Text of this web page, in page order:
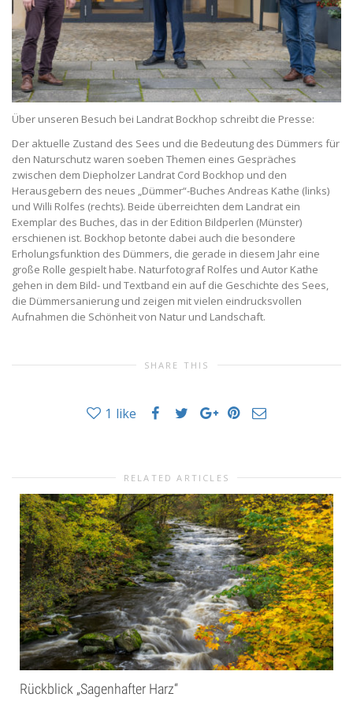
Über unseren Besuch bei Landrat Bockhop schreibt die Presse:
Der aktuelle Zustand des Sees und die Bedeutung des Dümmers für
den Naturschutz waren soeben Themen eines Gespräches
zwischen dem Diepholzer Landrat Cord Bockhop und den
Herausgebern des neues „Dümmer“-Buches Andreas Kathe (links)
und Willi Rolfes (rechts). Beide überreichten dem Landrat ein
Exemplar des Buches, das in der Edition Bildperlen (Münster)
erschienen ist. Bockhop betonte dabei auch die besondere
Erholungsfunktion des Dümmers, die gerade in diesem Jahr eine
große Rolle gespielt habe. Naturfotograf Rolfes und Autor Kathe
gehen in dem Bild- und Textband ein auf die Geschichte des Sees,
die Dümmersanierung und zeigen mit vielen eindrucksvollen
Aufnahmen die Schönheit von Natur und Landschaft.
SHARE THIS
1 like
RELATED ARTICLES
Rückblick „Sagenhafter Harz“